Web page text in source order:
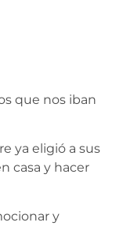
que nos iban
ya eligió a sus
casa y hacer
y